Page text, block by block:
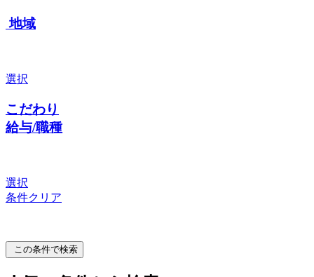
地域
選択
こだわり
給与/職種
選択
条件クリア
この条件で検索